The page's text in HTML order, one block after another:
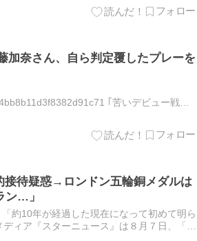
加奈さん、自ら判定覆したプレーを
｢苦いデビュー戦に
接待疑惑→ロンドン五輪銅メダルは
ン…」
約10年が経過した現在になって初めて明ら
ィア『スターニュース』は８月７日、「韓